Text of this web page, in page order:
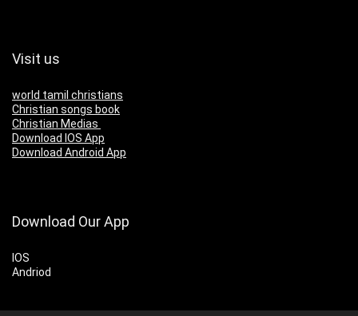
Visit us
world tamil christians
Christian songs book
Christian Medias
Download IOS App
Download Android App
Download Our App
IOS
Andriod